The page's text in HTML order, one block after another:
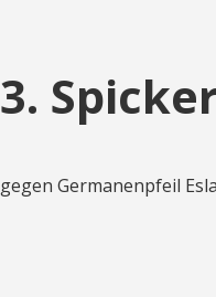
3.
gegen Germanenpfeil